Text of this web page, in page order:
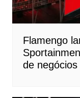
Flamengo
de negócios